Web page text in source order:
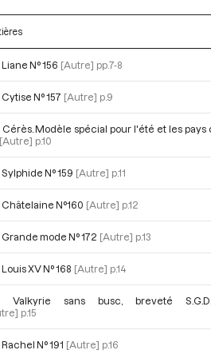
N° 156 [Autre] pp.7-8
N° 157 [Autre] p.9
Cérès. Modèle spécial pour l'été et les pays
[Autre] p.10
N° 159 [Autre] p.11
N°160 [Autre] p.12
mode N° 172 [Autre] p.13
XV N° 168 [Autre] p.14
Valkyrie sans busc, breveté
p.15
N° 191 [Autre] p.16